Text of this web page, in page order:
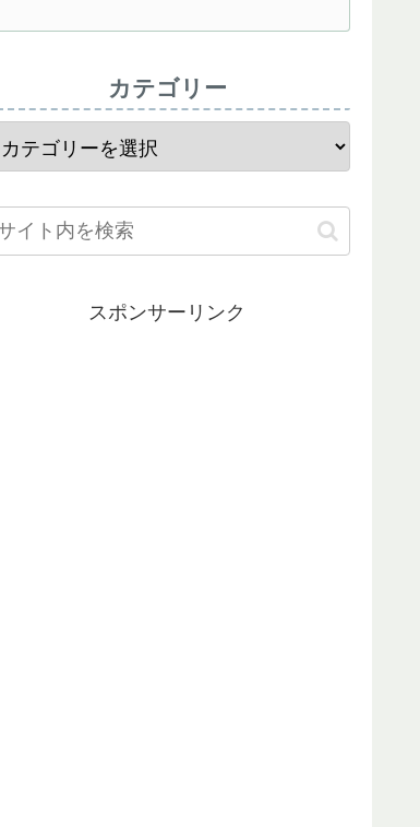
カテゴリー
スポンサーリンク